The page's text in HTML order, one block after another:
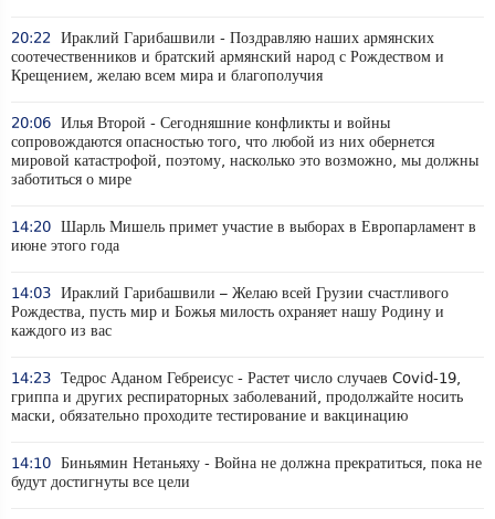
20:22
Ираклий Гарибашвили - Поздравляю наших армянских
соотечественников и братский армянский народ с Рождеством и
Крещением, желаю всем мира и благополучия
20:06 Илья Второй - Сегодняшние конфликты и войны
сопровождаются опасностью того, что любой из них обернется
мировой катастрофой, поэтому, насколько это возможно, мы должны
заботиться о мире
14:20 Шарль Мишель примет участие в выборах в Европарламент в
июне этого года
14:03 Ираклий Гарибашвили – Желаю всей Грузии счастливого
Рождества, пусть мир и Божья милость охраняет нашу Родину и
каждого из вас
14:23 Тедрос Аданом Гебреисус - Растет число случаев Covid-19,
гриппа и других респираторных заболеваний, продолжайте носить
маски, обязательно проходите тестирование и вакцинацию
14:10 Биньямин Нетаньяху - Война не должна прекратиться, пока не
будут достигнуты все цели